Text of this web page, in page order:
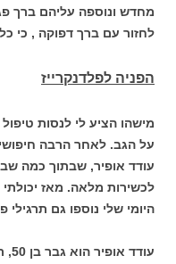
מחדש ונוספה עליהם ברך
לחזור עם ברך דפוקה , כי
הפניה לפלדנקרייז
מישהו הציע לי לנסות
על הגב. לאחר הרבה
עודד אופיר, שבתוך כמה
לכשירות מלאה. מאז
היומי שלי נוספו גם תרגילי